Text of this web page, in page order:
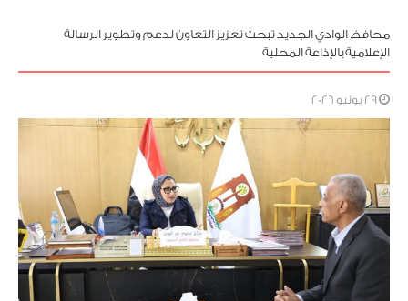
محافظ الوادي الجديد تبحث تعزيز التعاون لدعم وتطوير الرسالة
الإعلامية بالإذاعة المحلية